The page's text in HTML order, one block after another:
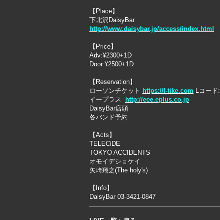
【Place】
下北沢DaisyBar
http://www.daisybar.jp/access/index.html
【Price】
Adv:¥2300+1D
Door:¥2500+1D
【Reservation】
ローソンチケット https://l-tike.com Lコード:
イープラス
http://eee.eplus.co.jp
DaisyBar店頭
各バンド予約
【Acts】
TELECiDE
TOKYO ACCIDENTS
オモイデショケイ
矢崎翔之(The holy's)
【Info】
DaisyBar 03-3421-0847